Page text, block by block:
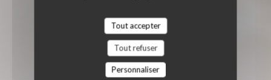
Tout accepter
Tout refuser
Personnaliser